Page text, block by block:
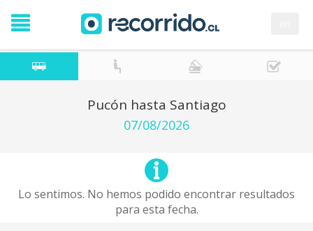
Pucón hasta Santiago
07/08/2026
Lo sentimos. No hemos podido encontrar resultados
para esta fecha.